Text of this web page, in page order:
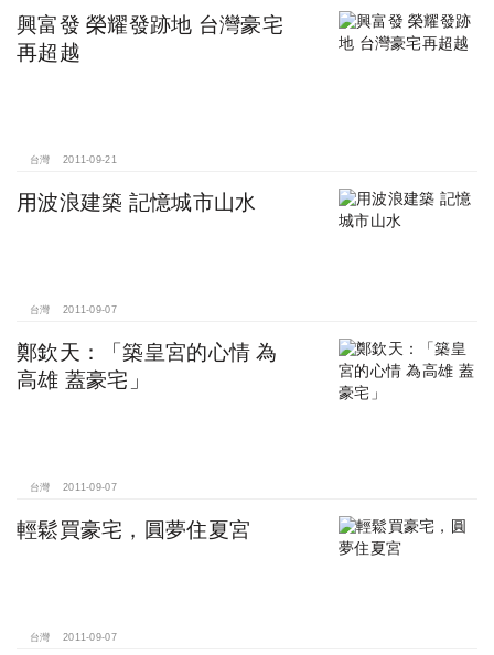
興富發 榮耀發跡地 台灣豪宅
再超越
台灣 2011-09-21
用波浪建築 記憶城市山水
台灣 2011-09-07
鄭欽天：「築皇宮的心情 為
高雄 蓋豪宅」
台灣 2011-09-07
輕鬆買豪宅，圓夢住夏宮
台灣 2011-09-07